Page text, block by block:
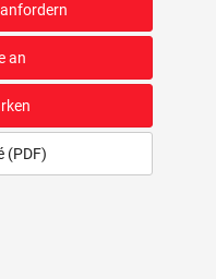
an
(PDF)